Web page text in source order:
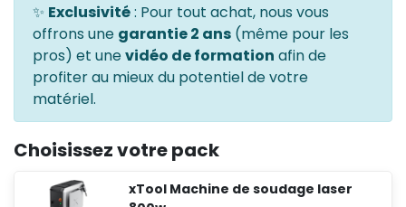
✨ Exclusivité: Pour tout achat, nous vous
offrons une garantie 2 ans (même pour les
pros) et unevidéo de formation afin de
profiter au mieux du potentiel de votre
matériel.
Choisissez votre pack
xTool Machine de soudage laser